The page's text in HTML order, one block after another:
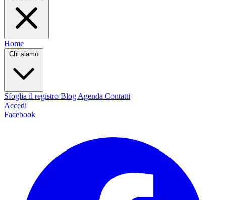
Home
Chi siamo
Sfoglia il registro Blog Agenda Contatti
Accedi
Facebook